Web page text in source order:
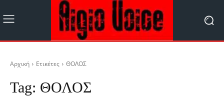
Αρχική Ετικέτες ΘΟΛΟΣ
Tag: ΘΟΛΟΣ